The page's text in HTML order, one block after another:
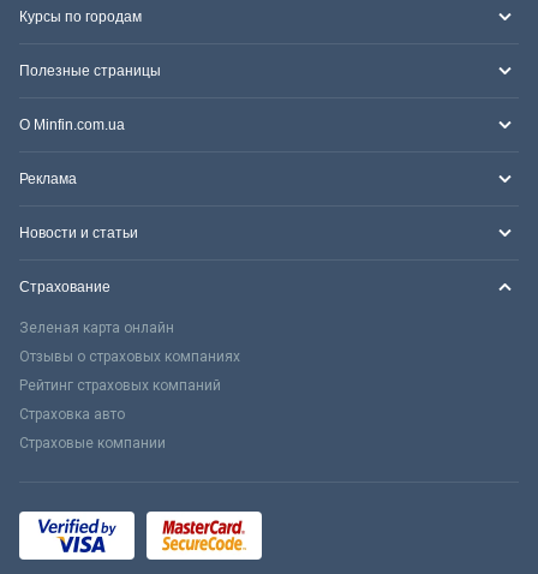
Курсы по городам
Полезные страницы
О Minfin.com.ua
Реклама
Новости и статьи
Страхование
Зеленая карта онлайн
Отзывы о страховых компаниях
Рейтинг страховых компаний
Страховка авто
Страховые компании